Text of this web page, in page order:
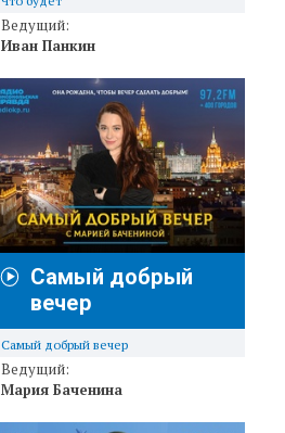
Ведущий:
Иван Панкин
Самый добрый
вечер
Самый добрый вечер
Ведущий:
Мария Баченина